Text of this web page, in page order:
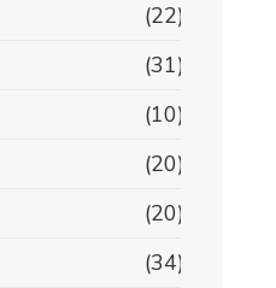
(22)
(31)
(10)
(20)
(20)
(34)